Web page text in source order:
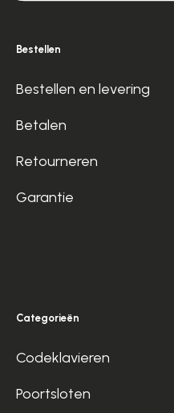
Bestellen
Bestellen en levering
Betalen
Retourneren
Garantie
Categorieën
Codeklavieren
Poortsloten